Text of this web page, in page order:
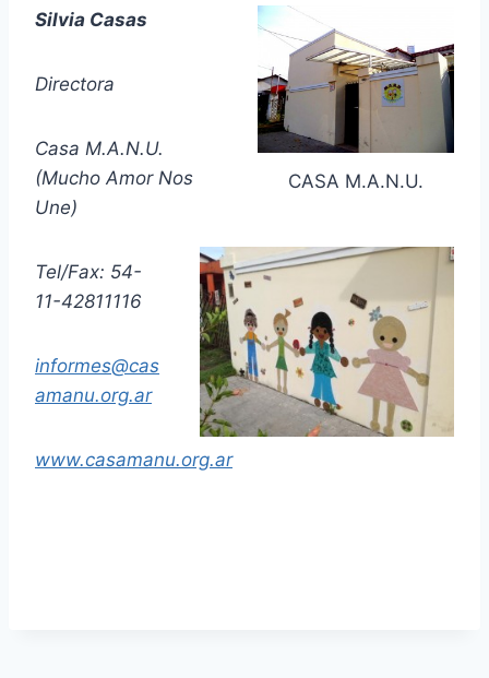
CASA M.A.N.U.
Silvia Casas
Directora
Casa M.A.N.U.
(Mucho Amor Nos
Une)
Tel/Fax: 54-
11-42811116
informes@cas
amanu.org.ar
www.casamanu.org.ar